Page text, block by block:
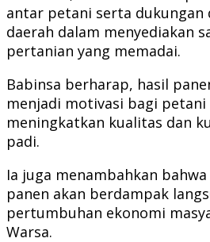
antar petani serta
daerah dalam menyediakan
pertanian yang memadai.
Babinsa berharap, hasil
menjadi motivasi bagi
meningkatkan kualitas dan
padi.
Ia juga menambahkan
panen akan berdampak
pertumbuhan ekonomi
Warsa.